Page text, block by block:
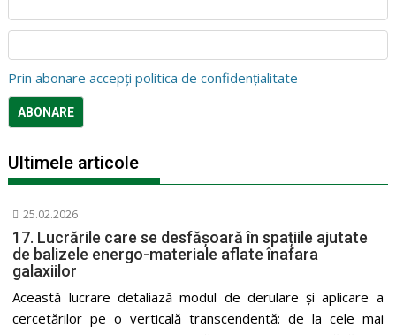
Prin abonare accepți politica de confidențialitate
Ultimele articole
25.02.2026
17. Lucrările care se desfășoară în spațiile ajutate
de balizele energo-materiale aflate înafara
galaxiilor
Această lucrare detaliază modul de derulare și aplicare a
cercetărilor pe o verticală transcendentă: de la cele mai